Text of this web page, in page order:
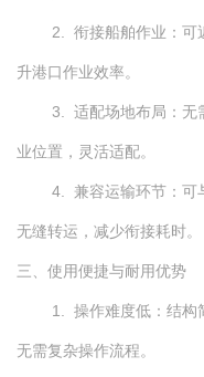
2. 衔接船舶作业：可近
升港口作业效率。
3. 适配场地布局：无需
业位置，灵活适配。
4. 兼容运输环节：可与
无缝转运，减少衔接耗时。
三、使用便捷与耐用优势
1. 操作难度低：结构简
无需复杂操作流程。